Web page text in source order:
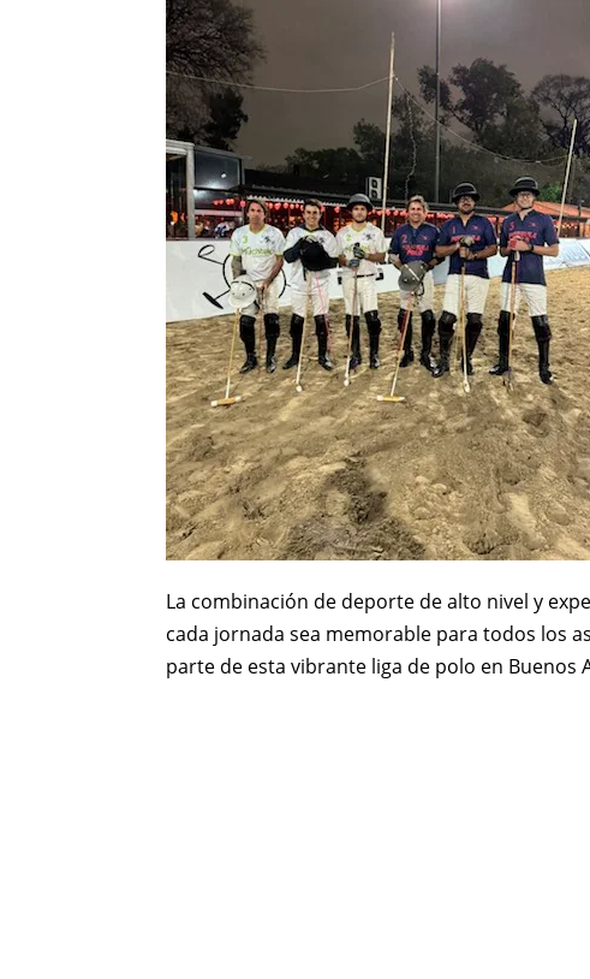
La combinación de deporte de alto nivel y
cada jornada sea memorable para todos los
parte de esta vibrante liga de polo en Buenos